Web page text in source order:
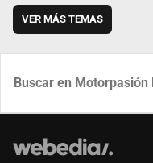
VER MÁS TEMAS